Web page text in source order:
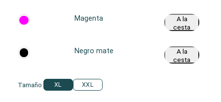
Tamaño: XL XXL
Magenta
A la
cesta
Negro mate
A la
cesta